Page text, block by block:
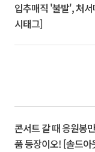
입추매직 '불발', 처
시태그]
콘서트 갈 때 응원봉
품 등장이오! [솔드아